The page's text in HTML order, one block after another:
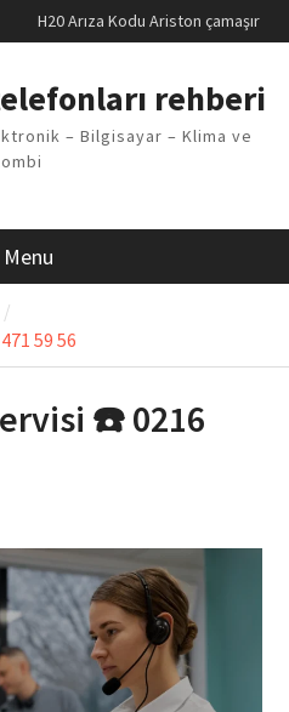
LG kombi E2 Arızası Çözümü
Arçelik buzdolabı F5 Hatası
Vaillant çamaşır makinesi E03
Arıza Kodu
Ferroli klima E3 Arızası Çözümü
rehberi
– Bilgisayar – Klima ve
Menu
59 56
☎️ 0216